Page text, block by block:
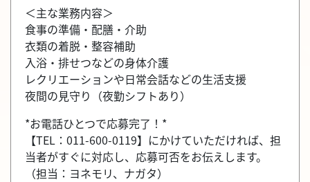
＜主な業務内容＞
食事の準備・配膳・介助
衣類の着脱・整容補助
入浴・排せつなどの身体介護
レクリエーションや日常会話などの生活支援
夜間の見守り（夜勤シフトあり）
*お電話ひとつで応募完了！*
【TEL：011-600-0119】にかけていただければ、担
当者がすぐに対応し、応募可否をお伝えします。
（担当：ヨネモリ、ナガタ）